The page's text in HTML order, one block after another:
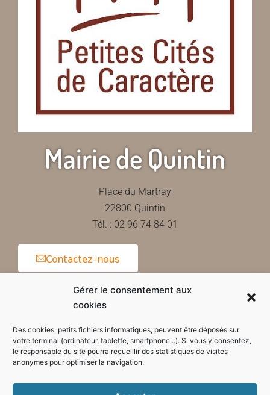
Gérer le consentement aux
cookies
Des cookies, petits fichiers informatiques, peuvent être déposés sur
votre terminal (ordinateur, tablette, smartphone...). Si vous y consentez,
le responsable du site pourra recueillir des statistiques de visites
anonymes pour optimiser la navigation.
Mairie de Quintin
Place du Martray
22800 Quintin
Tél. : 02 96 74 84 01
Contactez-nous
Horaires d'ouverture de la mairie